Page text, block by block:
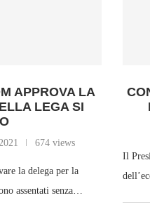
APPROVA LA
LEGA SI
674 views
la delega per la
assentati senza…
Il